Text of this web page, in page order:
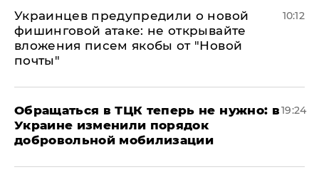
Украинцев предупредили о новой
фишинговой атаке: не открывайте
вложения писем якобы от "Новой
почты"
10:12
Обращаться в ТЦК теперь не нужно: в
Украине изменили порядок
добровольной мобилизации
19:24